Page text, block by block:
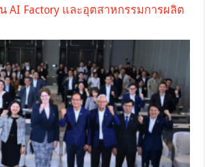
AI Factory และอุตสาหกรรมการผลิต